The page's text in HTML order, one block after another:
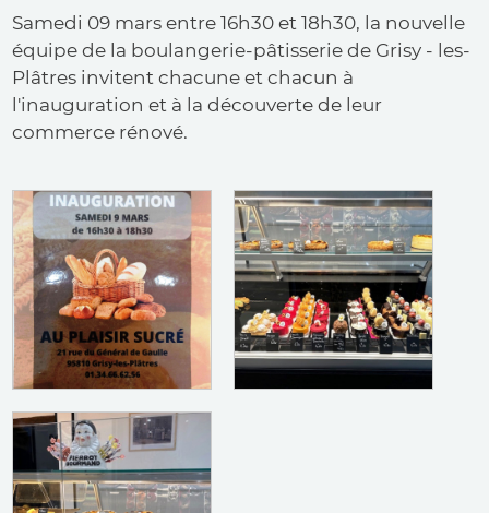
Samedi 09 mars entre 16h30 et 18h30, la nouvelle
équipe de la boulangerie-pâtisserie de Grisy - les-
Plâtres invitent chacune et chacun à
l'inauguration et à la découverte de leur
commerce rénové.